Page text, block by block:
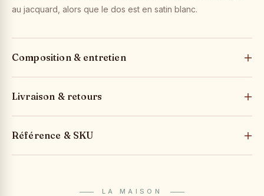
au jacquard, alors que le dos est en satin blanc.
Composition & entretien
Livraison & retours
Référence & SKU
LA MAISON